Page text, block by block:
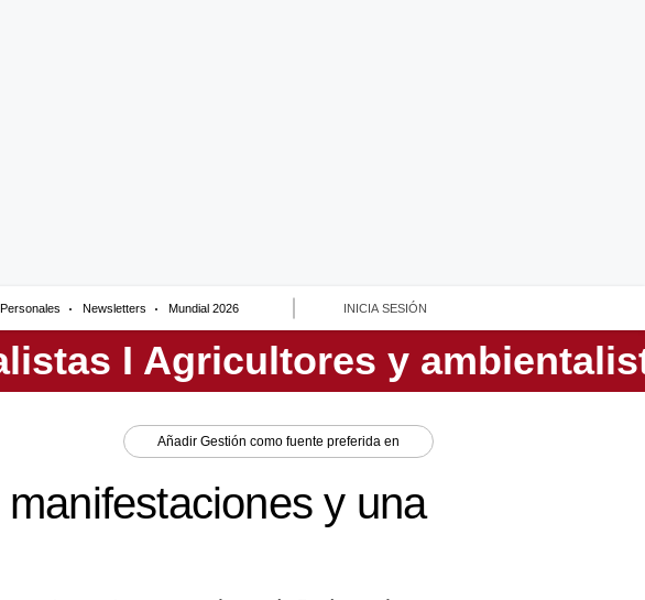
Newsletters Mundial 2026 INICIA SESIÓN
Añadir Gestión como fuente preferida en
y una